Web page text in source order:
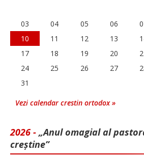
03
04 05 06
10
11 12 13
17
18 19 20
24
25 26 27
31
Vezi calendar crestin ortodox »
2026 - „Anul omagial al
creștine”